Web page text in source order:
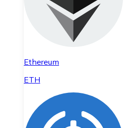
Ethereum
ETH